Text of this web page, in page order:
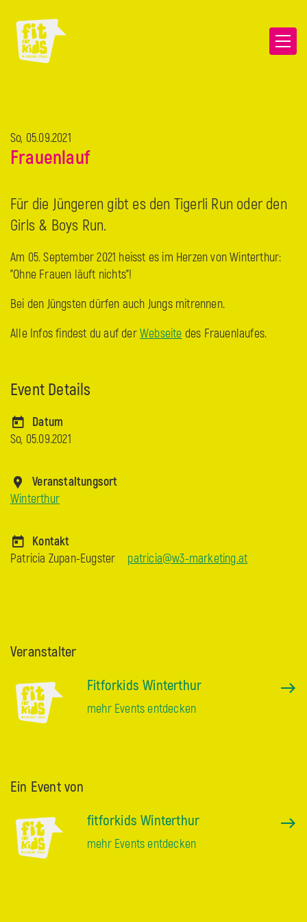
So, 05.09.2021
Frauenlauf
Für die Jüngeren gibt es den Tigerli Run oder den
Girls & Boys Run.
Am 05. September 2021 heisst es im Herzen von Winterthur:
"Ohne Frauen läuft nichts"!
Bei den Jüngsten dürfen auch Jungs mitrennen.
Alle Infos findest du auf derWebseite des Frauenlaufes.
Event Details
Datum
So, 05.09.2021
Veranstaltungsort
Winterthur
Kontakt
Patricia Zupan-Eugster
patricia@w3-marketing.at
Veranstalter
Fitforkids Winterthur
mehr Events entdecken
Ein Event von
fitforkids Winterthur
mehr Events entdecken